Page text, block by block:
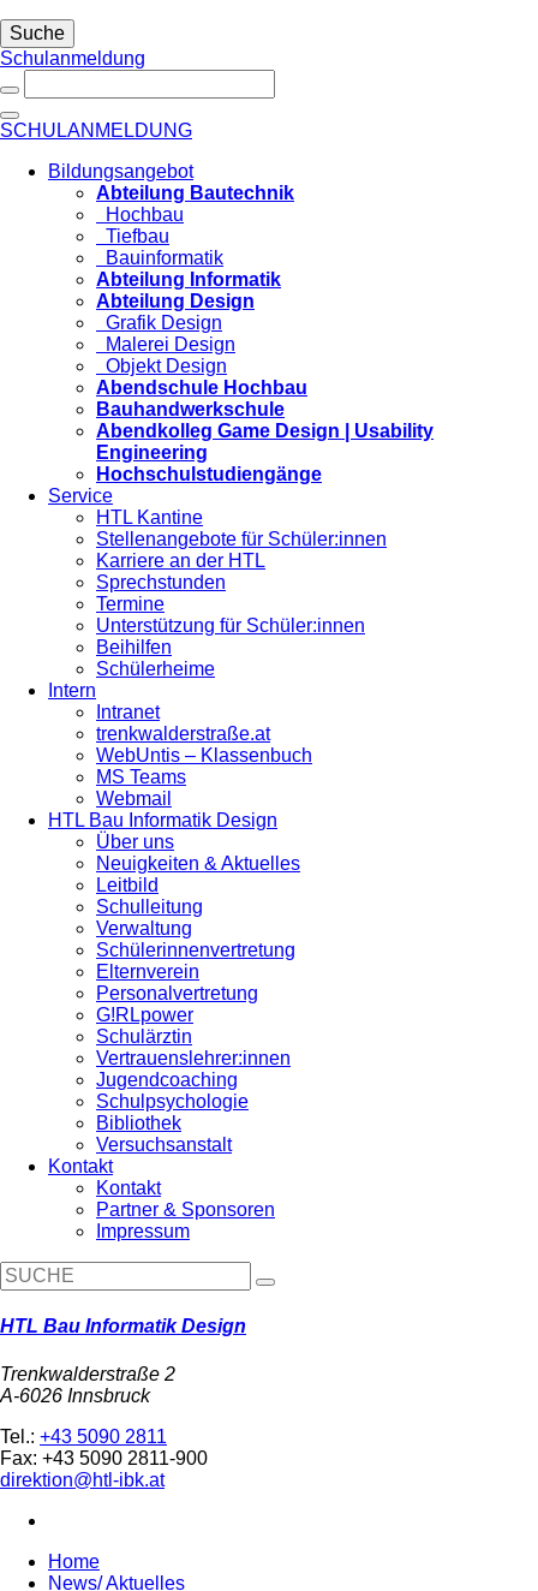
Suche
Schulanmeldung
SCHULANMELDUNG
Bildungsangebot
Abteilung Bautechnik
Hochbau
Tiefbau
Bauinformatik
Abteilung Informatik
Abteilung Design
Grafik Design
Malerei Design
Objekt Design
Abendschule Hochbau
Bauhandwerkschule
Abendkolleg Game Design | Usability
Engineering
Hochschulstudiengänge
Service
HTL Kantine
Stellenangebote für Schüler:innen
Karriere an der HTL
Sprechstunden
Termine
Unterstützung für Schüler:innen
Beihilfen
Schülerheime
Intern
Intranet
trenkwalderstraße.at
WebUntis – Klassenbuch
MS Teams
Webmail
HTL Bau Informatik Design
Über uns
Neuigkeiten & Aktuelles
Leitbild
Schulleitung
Verwaltung
Schülerinnenvertretung
Elternverein
Personalvertretung
G!RLpower
Schulärztin
Vertrauenslehrer:innen
Jugendcoaching
Schulpsychologie
Bibliothek
Versuchsanstalt
Kontakt
Kontakt
Partner & Sponsoren
Impressum
HTL Bau Informatik Design
Trenkwalderstraße 2
A-6026 Innsbruck
Tel.: +43 5090 2811
Fax: +43 5090 2811-900
direktion@htl-ibk.at
Home
News/ Aktuelles